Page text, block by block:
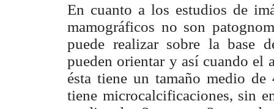
En cuanto a los estudios de
mamográficos no son
puede realizar sobre la base
pueden orientar y así cuando el
ésta tiene un tamaño medio
tiene microcalcificaciones, sin